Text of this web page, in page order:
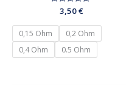
Értékelés:
/
5
3,50€
0,15 Ohm
0,2 Ohm
0,4 Ohm
0.5 Ohm